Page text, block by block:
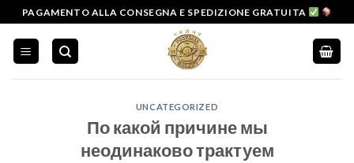
Salta
ai
contenuti
PAGAMENTO ALLA CONSEGNA E SPEDIZIONE GRATUITA
UNCATEGORIZED
По какой причине мы
неодинаково трактуем